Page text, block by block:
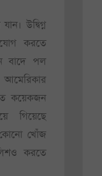
উদ্বিগ্ন
করতে
বাদে পল
কয়েকজন
গিয়েছে
কোনো খোঁজ
করতে